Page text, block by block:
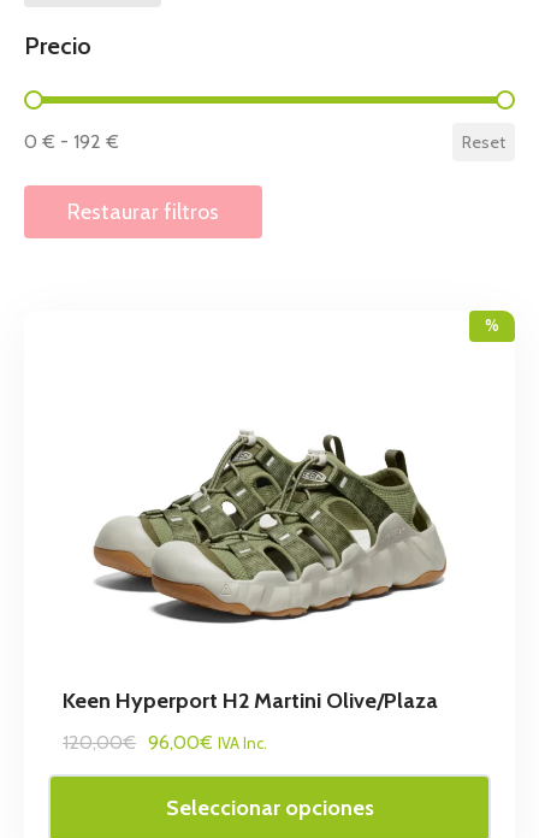
Precio
Precio
0 € - 192 € Reset
Restaurar filtros
%
Keen Hyperport H2 Martini Olive/Plaza
120,00€ 96,00€ IVA Inc.
Seleccionar opciones